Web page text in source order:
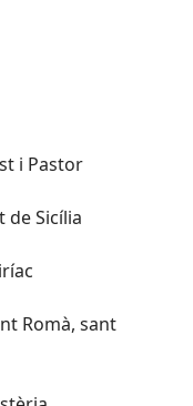
i Pastor
de Sicília
Romà, sant